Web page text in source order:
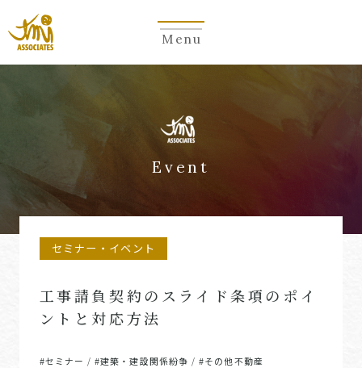
Menu
Event
セミナー・イベント
工事請負契約のスライド条項のポイ
ントと対応方法
#セミナー /#建築・建設関係紛争 /#その他不動産